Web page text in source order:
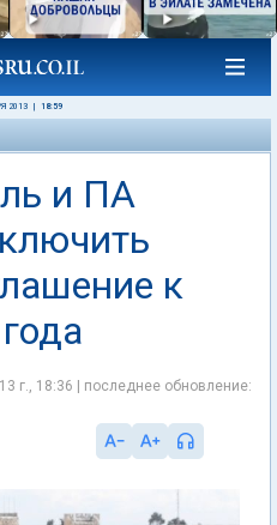
2013 18:59
и ПА
к
г., 18:36 | последнее обновление: